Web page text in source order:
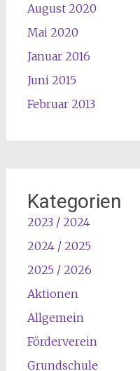
August 2020
Mai 2020
Januar 2016
Juni 2015
Februar 2013
Kategorien
2023 / 2024
2024 / 2025
2025 / 2026
Aktionen
Allgemein
Förderverein
Grundschule